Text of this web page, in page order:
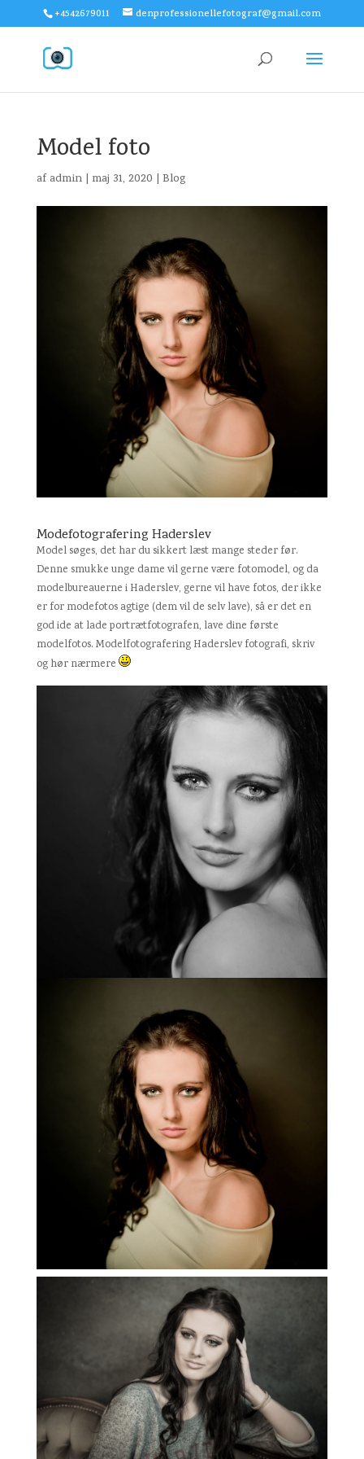
+4542679011 denprofessionellefotograf@gmail.com
Model foto
af admin| maj 31, 2020 Blog
Modefotografering Haderslev
Model søges, det har du sikkert læst mange steder før.
Denne smukke unge dame vil gerne være fotomodel, og da
modelbureauerne i Haderslev, gerne vil have fotos, der ikke
er for modefotos agtige (dem vil de selv lave), så er det en
god ide at lade portrætfotografen, lave dine første
modelfotos. Modelfotografering Haderslev fotografi, skriv
og hør nærmere